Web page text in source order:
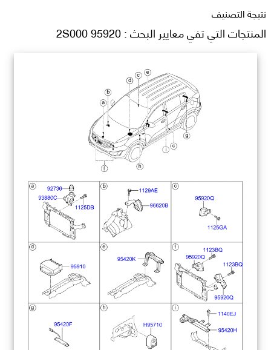
نتيجة التصنيف
المنتجات التي تفي معايير البحث : 95920 2S000